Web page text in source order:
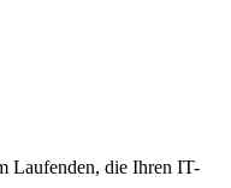
Laufenden, die Ihren IT-